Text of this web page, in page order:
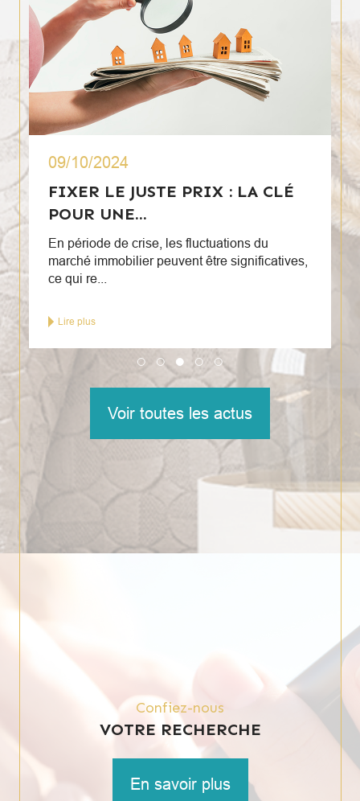
09/10/2024
FIXER LE JUSTE PRIX : LA CLÉ
POUR UNE...
En période de crise, les fluctuations du
marché immobilier peuvent être significatives,
ce qui re...
Lire plus
Voir toutes les actus
Confiez-nous
VOTRE RECHERCHE
En savoir plus